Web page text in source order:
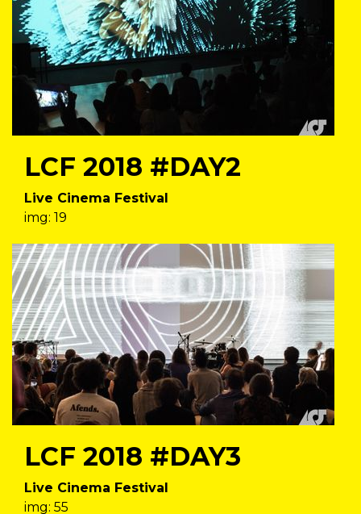
LCF 2018 #DAY2
Live Cinema Festival
img: 19
LCF 2018 #DAY3
Live Cinema Festival
img: 55